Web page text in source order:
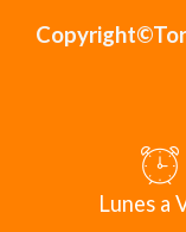
Lunes a